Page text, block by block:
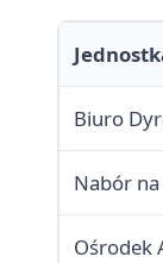
Biuro
Nabór
Ośrodek